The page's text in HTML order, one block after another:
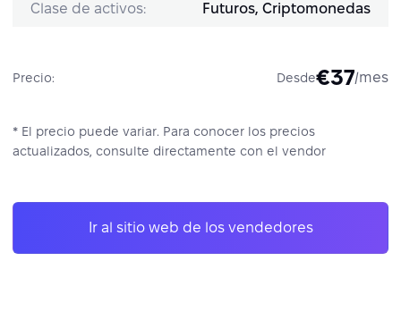
Clase de activos: Futuros, Criptomonedas
Precio: Desde€37/mes
* El precio puede variar. Para conocer los precios
actualizados, consulte directamente con el vendor
Ir al sitio web de los vendedores